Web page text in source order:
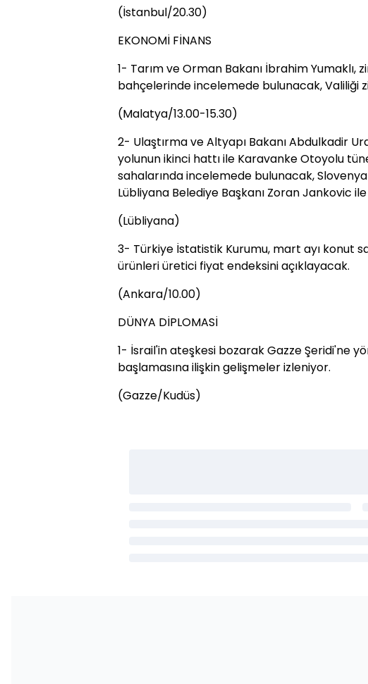
(İstanbul/20.30)
EKONOMİ FİNANS
1- Tarım ve Orman Bakanı İbrahim Yumaklı,
bahçelerinde incelemede bulunacak, Valiliği
(Malatya/13.00-15.30)
2- Ulaştırma ve Altyapı Bakanı Abdulkadir
yolunun ikinci hattı ile Karavanke Otoyolu
sahalarında incelemede bulunacak,
Lübliyana Belediye Başkanı Zoran Jankovic
(Lübliyana)
3- Türkiye İstatistik Kurumu, mart ayı konut
ürünleri üretici fiyat endeksini açıklayacak.
(Ankara/10.00)
DÜNYA DİPLOMASİ
1- İsrail'in ateşkesi bozarak Gazze Şeridi'ne
başlamasına ilişkin gelişmeler izleniyor.
(Gazze/Kudüs)